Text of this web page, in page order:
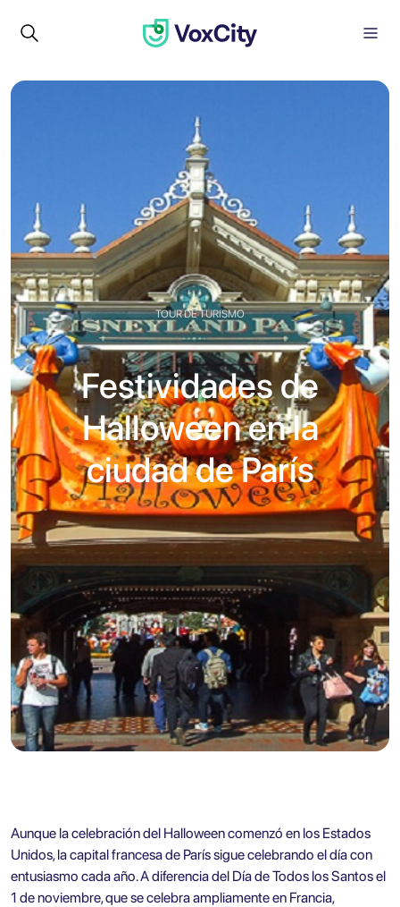
TOUR DE TURISMO
Festividades de
Halloween en la
ciudad de París
Aunque la celebración del Halloween comenzó en los Estados
Unidos, la capital francesa de París sigue celebrando el día con
entusiasmo cada año. A diferencia del Día de Todos los Santos el
1 de noviembre, que se celebra ampliamente en Francia,